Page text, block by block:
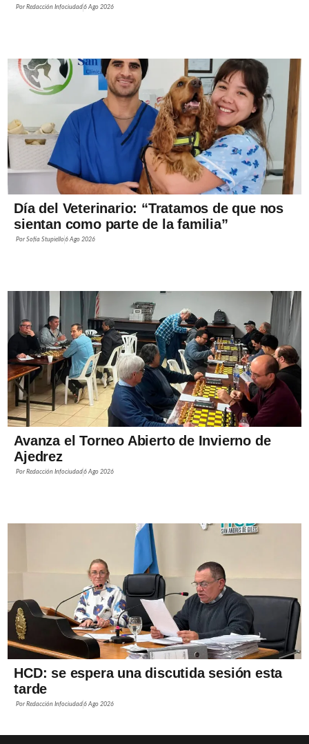
PorRedacción Infociudad6 Ago 2026
Día del Veterinario: “Tratamos de que nos
sientan como parte de la familia”
PorSofía Stupiello6 Ago 2026
Avanza el Torneo Abierto de Invierno de
Ajedrez
PorRedacción Infociudad6 Ago 2026
HCD: se espera una discutida sesión esta
tarde
PorRedacción Infociudad6 Ago 2026